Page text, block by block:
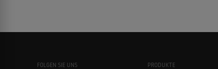
FOLGEN SIE UNS
PRODUKTE